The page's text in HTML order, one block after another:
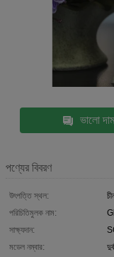
ভালো দাম
পণ্যের বিবরণ
উৎপত্তি স্থল:
পরিচিতিমুলক নাম:
সাক্ষ্যদান:
মডেল নম্বার: